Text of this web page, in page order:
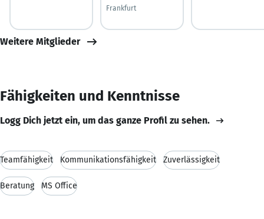
Frankfurt
Weitere Mitglieder
Fähigkeiten und Kenntnisse
Logg Dich jetzt ein, um das ganze Profil zu sehen.
Teamfähigkeit Kommunikationsfähigkeit Zuverlässigkeit
Beratung MS Office